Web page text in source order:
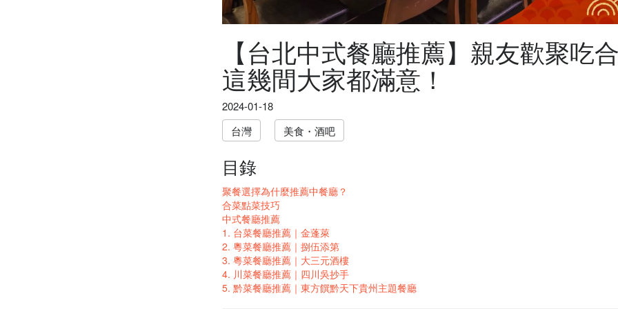
【台北中式餐廳推薦】親友歡聚吃
這幾間大家都滿意！
2024-01-18
台灣
美食・酒吧
目錄
聚餐選擇為什麼推薦中餐廳？
合菜點菜技巧
中式餐廳推薦
1. 台菜餐廳推薦｜金蓬萊
2. 粵菜餐廳推薦｜捌伍添第
3. 粵菜餐廳推薦｜大三元酒樓
4. 川菜餐廳推薦｜四川吳抄手
5. 黔菜餐廳推薦｜東方饌黔天下貴州主題餐廳